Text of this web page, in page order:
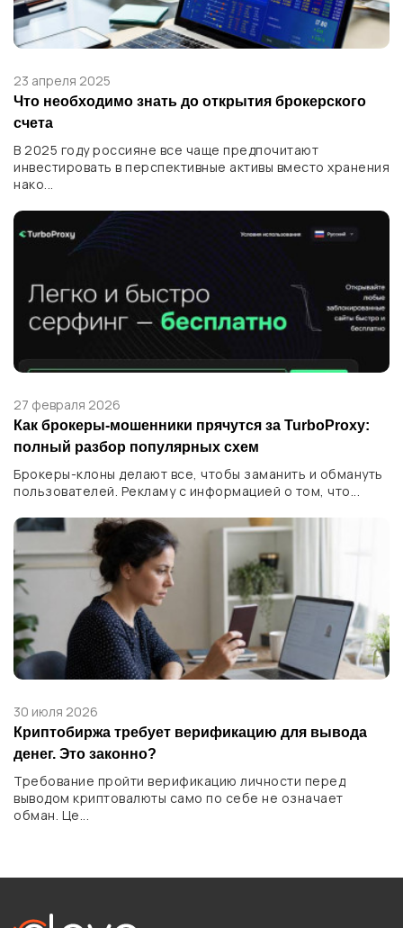
23 апреля 2025
Что необходимо знать до открытия брокерского
счета
В 2025 году россияне все чаще предпочитают
инвестировать в перспективные активы вместо хранения
нако...
27 февраля 2026
Как брокеры-мошенники прячутся за TurboProxy:
полный разбор популярных схем
Брокеры-клоны делают все, чтобы заманить и обмануть
пользователей. Рекламу с информацией о том, что...
30 июля 2026
Криптобиржа требует верификацию для вывода
денег. Это законно?
Требование пройти верификацию личности перед
выводом криптовалюты само по себе не означает
обман. Це...